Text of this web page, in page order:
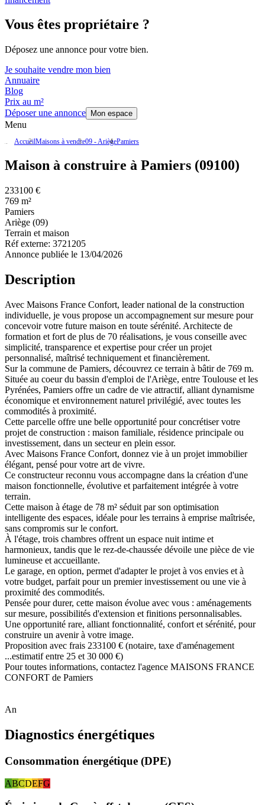
Vous êtes propriétaire ?
Déposez une annonce pour votre bien.
Je souhaite vendre mon bien
Annuaire
Blog
Prix au m²
Déposer une annonce
Mon espace
Menu
AccueilMaisons à vendre09 - AriègePamiers
Maison à construire à Pamiers (09100)
233100 €
769 m²
Pamiers
Ariège (09)
Terrain et maison
Réf externe: 3721205
Annonce publiée le 13/04/2026
Description
Avec Maisons France Confort, leader national de la construction
individuelle, je vous propose un accompagnement sur mesure pour
concevoir votre future maison en toute sérénité. Architecte de
formation et fort de plus de 70 réalisations, je vous conseille avec
simplicité, transparence et expertise pour créer un projet
personnalisé, maîtrisé techniquement et financièrement.
Sur la commune de Pamiers, découvrez ce terrain à bâtir de 769 m.
Située au coeur du bassin d'emploi de l'Ariège, entre Toulouse et les
Pyrénées, Pamiers offre un cadre de vie attractif, alliant dynamisme
économique et environnement naturel privilégié, avec toutes les
commodités à proximité.
Cette parcelle offre une belle opportunité pour concrétiser votre
projet de construction : maison familiale, résidence principale ou
investissement, dans un secteur en plein essor.
Avec Maisons France Confort, donnez vie à un projet immobilier
élégant, pensé pour votre art de vivre.
Ce constructeur reconnu vous accompagne dans la création d'une
maison fonctionnelle, évolutive et parfaitement intégrée à votre
terrain.
Cette maison à étage de 78 m² séduit par son optimisation
intelligente des espaces, idéale pour les terrains à emprise maîtrisée,
sans compromis sur le confort.
À l'étage, trois chambres offrent un espace nuit intime et
harmonieux, tandis que le rez-de-chaussée dévoile une pièce de vie
lumineuse et accueillante.
Le garage, en option, permet d'adapter le projet à vos envies et à
votre budget, parfait pour un premier investissement ou une vie à
proximité des commodités.
Pensée pour durer, cette maison évolue avec vous : aménagements
sur mesure, possibilités d'extension et finitions personnalisables.
Une opportunité rare, alliant fonctionnalité, confort et sérénité, pour
construire un avenir à votre image.
Proposition avec frais 233100 € (notaire, taxe d'aménagement
...estimatif entre 25 et 30 000 €)
Pour toutes informations, contactez l'agence MAISONS FRANCE
CONFORT de Pamiers
An
Diagnostics énergétiques
Consommation énergétique (DPE)
ABCDEFG